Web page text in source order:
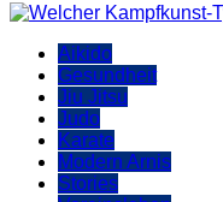
Aikido
Gesundheit
Jiu Jitsu
Judo
Karate
Modern Arnis
Stories